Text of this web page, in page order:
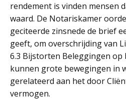
rendement is vinden mensen
waard. De Notariskamer
geciteerde zinsnede de brief
geeft, om overschrijding van
6.3 Bijstorten Beleggingen op
kunnen grote bewegingen in
gerelateerd aan het door
vermogen.